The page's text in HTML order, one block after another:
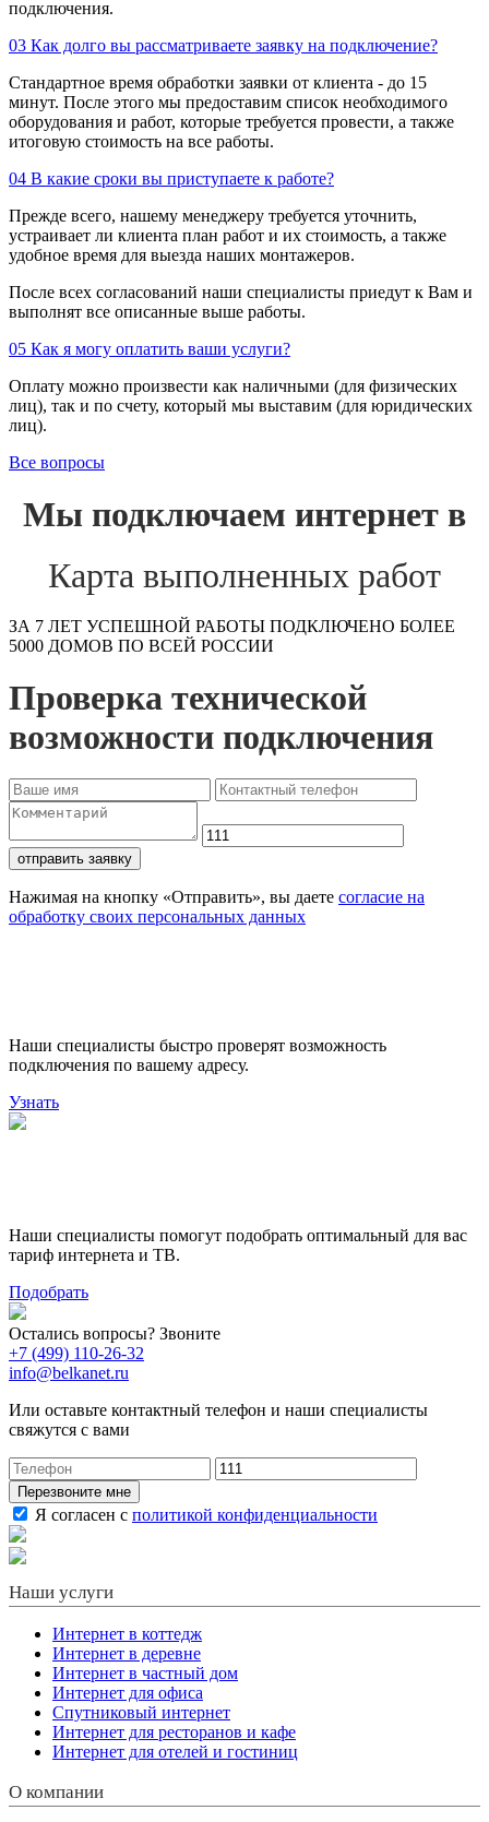
подключения.
03 Как долго вы рассматриваете заявку на подключение?
Стандартное время обработки заявки от клиента - до 15
минут. После этого мы предоставим список необходимого
оборудования и работ, которые требуется провести, а также
итоговую стоимость на все работы.
04 В какие сроки вы приступаете к работе?
Прежде всего, нашему менеджеру требуется уточнить,
устраивает ли клиента план работ и их стоимость, а также
удобное время для выезда наших монтажеров.
После всех согласований наши специалисты приедут к Вам и
выполнят все описанные выше работы.
05 Как я могу оплатить ваши услуги?
Оплату можно произвести как наличными (для физических
лиц), так и по счету, который мы выставим (для юридических
лиц).
Все вопросы
Мы подключаем интернет в
Карта выполненных работ
ЗА 7 ЛЕТ УСПЕШНОЙ РАБОТЫ ПОДКЛЮЧЕНО БОЛЕЕ
5000 ДОМОВ ПО ВСЕЙ РОССИИ
Проверка технической
возможности подключения
отправить заявку
Нажимая на кнопку «Отправить», вы даете согласие на
обработку своих персональных данных
Наши специалисты быстро проверят возможность
подключения по вашему адресу.
Узнать
Наши специалисты помогут подобрать оптимальный для вас
тариф интернета и ТВ.
Подобрать
Остались вопросы? Звоните
+7 (499) 110-26-32
info@belkanet.ru
Или оставьте контактный телефон и наши специалисты
свяжутся с вами
Перезвоните мне
Я согласен с политикой конфиденциальности
Наши услуги
Интернет в коттедж
Интернет в деревне
Интернет в частный дом
Интернет для офиса
Спутниковый интернет
Интернет для ресторанов и кафе
Интернет для отелей и гостиниц
О компании